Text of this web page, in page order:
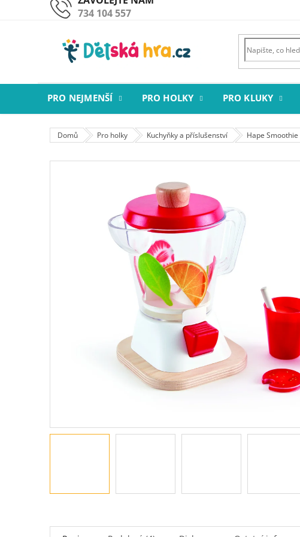
734 104 557
PRO NEJMENŠÍ PRO HOLKY PRO KLUKY
Domů Pro holky Kuchyňky a příslušenství Hape